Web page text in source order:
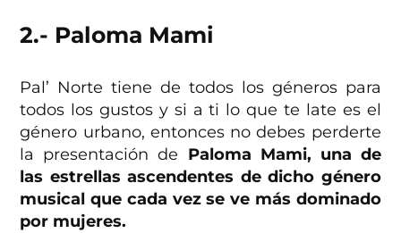
2.- Paloma Mami
Pal’ Norte tiene de todos los géneros para
todos los gustos y si a ti lo que te late es el
género urbano, entonces no debes perderte
la presentación de Paloma Mami, una de
las estrellas ascendentes de dicho género
musical que cada vez se ve más dominado
por mujeres.